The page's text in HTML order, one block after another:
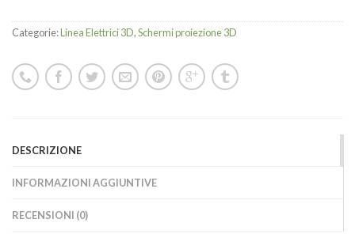
Categorie:Linea Elettrici 3D,Schermi proiezione 3D
DESCRIZIONE
INFORMAZIONI AGGIUNTIVE
RECENSIONI (0)